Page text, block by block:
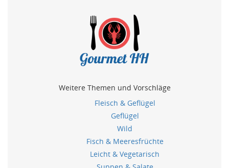
Weitere Themen und Vorschläge
Fleisch & Geflügel
Geflügel
Wild
Fisch & Meeresfrüchte
Leicht & Vegetarisch